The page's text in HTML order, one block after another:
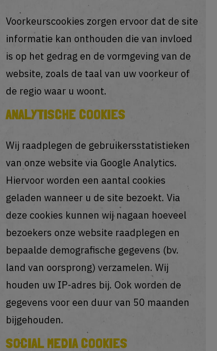
Voorkeurscookies zorgen ervoor dat de site
informatie kan onthouden die van invloed
is op het gedrag en de vormgeving van de
website, zoals de taal van uw voorkeur of
de regio waar u woont.
ANALYTISCHE COOKIES
Wij raadplegen de gebruikersstatistieken
van onze website via Google Analytics.
Hiervoor worden een aantal cookies
geladen wanneer u de site bezoekt. Via
deze cookies kunnen wij nagaan hoeveel
bezoekers onze website raadplegen en
bepaalde demografische gegevens (bv.
land van oorsprong) verzamelen. Wij
houden uw IP-adres bij. Ook worden de
gegevens voor een duur van 50 maanden
bijgehouden.
SOCIAL MEDIA COOKIES